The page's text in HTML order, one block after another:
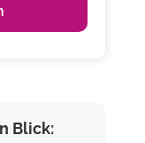
Blick: